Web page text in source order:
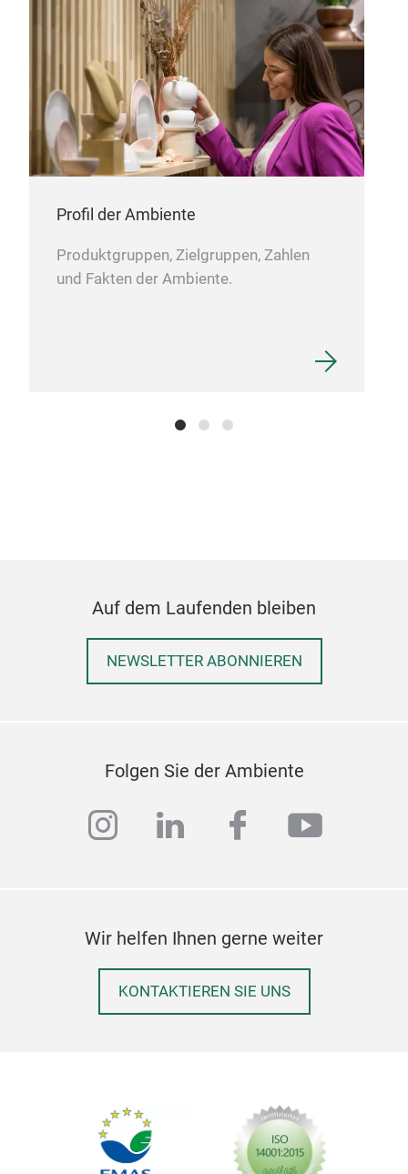
Profil der Ambiente
Produktgruppen, Zielgruppen, Zahlen
und Fakten der Ambiente.
Auf dem Laufenden bleiben
NEWSLETTER ABONNIEREN
Folgen Sie der Ambiente
instagram
linkedinfacebook
Wir helfen Ihnen gerne weiter
KONTAKTIEREN SIE UNS